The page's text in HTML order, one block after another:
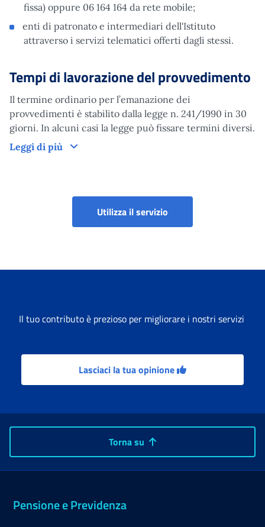
fissa) oppure 06 164 164 da rete mobile;
enti di patronato e intermediari dell'Istituto
attraverso i servizi telematici offerti dagli stessi.
Tempi di lavorazione del provvedimento
Il termine ordinario per l’emanazione dei
provvedimenti è stabilito dalla legge n. 241/1990 in 30
giorni. In alcuni casi la legge può fissare termini diversi.
Leggi di più
Tempi di lavorazione del provvedimento
Utilizza il servizio
Il tuo contributo è prezioso per migliorare i nostri servizi
Lasciaci la tua opinione
Torna su
Pensione e Previdenza